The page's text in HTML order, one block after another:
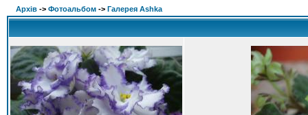
Архів -> Фотоальбом -> Галерея Ashka